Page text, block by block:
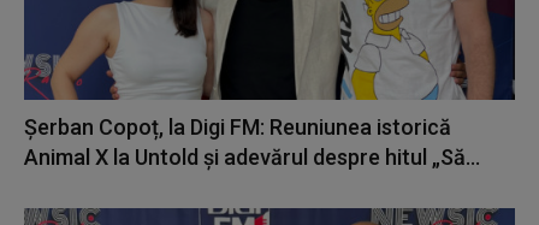
Șerban Copoț, la Digi FM: Reuniunea istorică
Animal X la Untold și adevărul despre hitul „Să...